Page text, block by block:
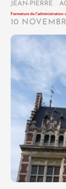
JEAN-PIERRE
Fermeture de l’administration
10